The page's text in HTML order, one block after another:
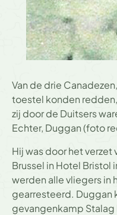
Van de drie
toestel konden
zij door de Duitsers
Echter, Duggan (foto
Hij was door het verzet
Brussel in Hotel Bristol
werden alle vliegers in
gearresteerd. Duggan
gevangenkamp